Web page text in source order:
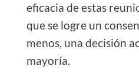
eficacia de estas
que se logre un
menos, una decisión
mayoría.